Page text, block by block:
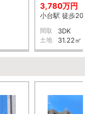
3,780万円
小台駅 徒歩20
間取 3DK
土地 31.22㎡